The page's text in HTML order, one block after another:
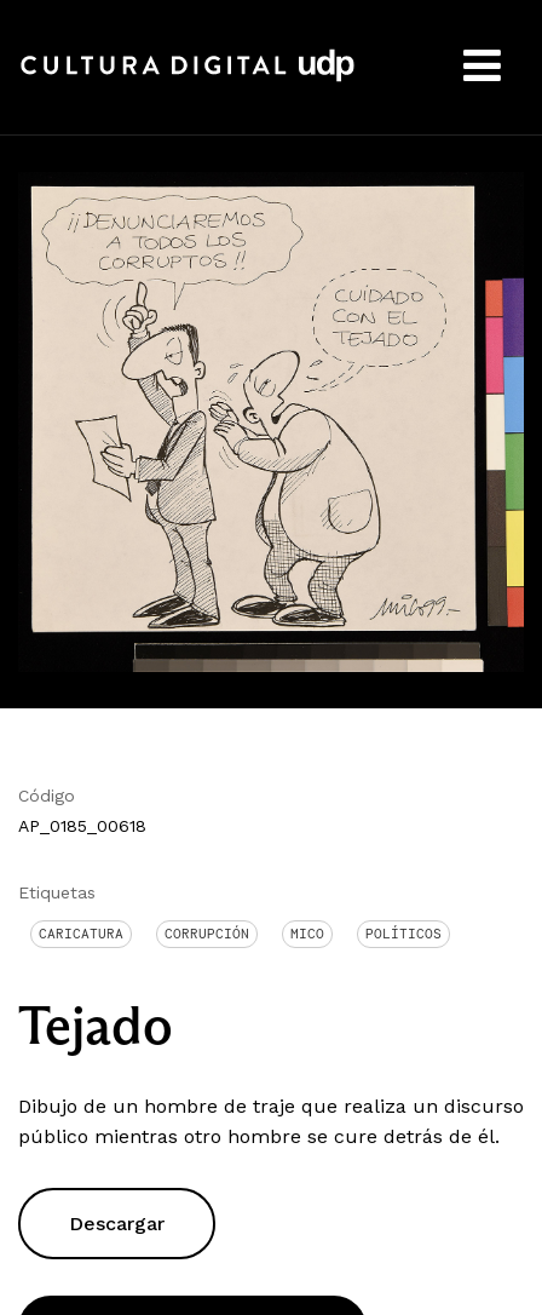
Código
AP_0185_00618
Etiquetas
CARICATURA CORRUPCIÓN MICO POLÍTICOS
Tejado
Dibujo de un hombre de traje que realiza un discurso
público mientras otro hombre se cure detrás de él.
Descargar